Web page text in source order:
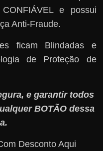
e possui
Anti-Fraude.
ficam Blindadas e
de Proteção de
e garantir todos
BOTÃO dessa
Desconto Aqui